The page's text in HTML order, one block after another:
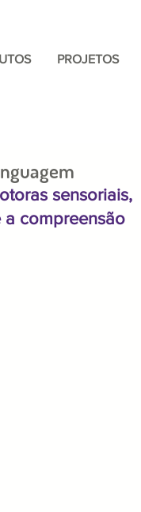
PROJETOS
sensoriais,
compreensão